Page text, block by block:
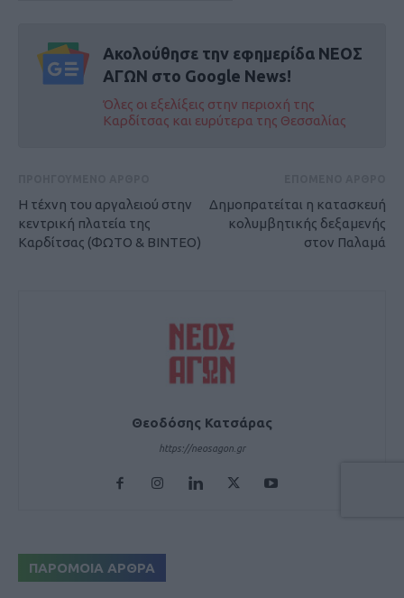
Ακολούθησε την εφημερίδα ΝΕΟΣ
ΑΓΩΝ στο Google News!
Όλες οι εξελίξεις στην περιοχή της
Καρδίτσας και ευρύτερα της Θεσσαλίας
Η τέχνη του αργαλειού στην
κεντρική πλατεία της
Καρδίτσας (ΦΩΤΟ & ΒΙΝΤΕΟ)
Δημοπρατείται η κατασκευή
κολυμβητικής δεξαμενής
στον Παλαμά
Θεοδόσης Κατσάρας
https://neosagon.gr
ΠΑΡΟΜΟΙΑ ΑΡΘΡΑ